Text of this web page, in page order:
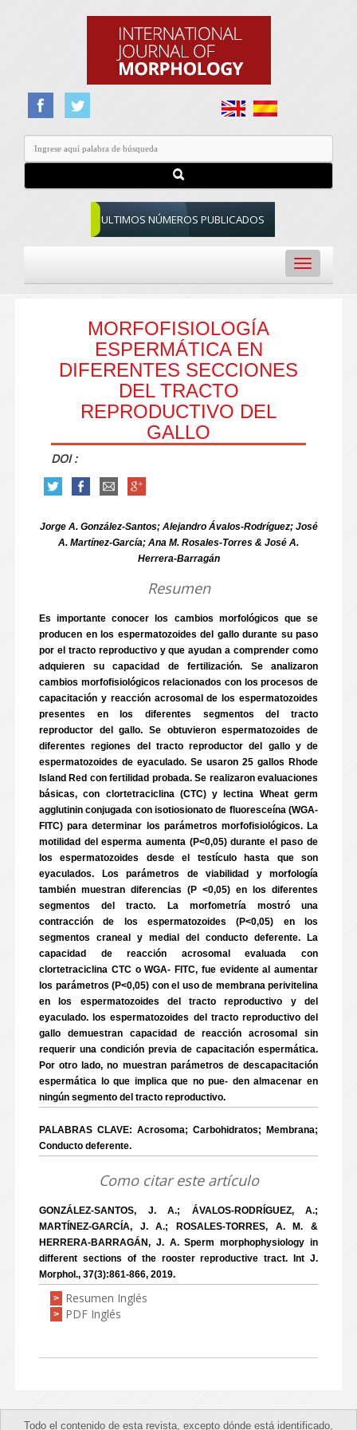
ULTIMOS NÚMEROS PUBLICADOS
Toggle
navigation
MORFOFISIOLOGÍA
ESPERMÁTICA EN
DIFERENTES SECCIONES
DEL TRACTO
REPRODUCTIVO DEL
GALLO
DOI :
Jorge A. González-Santos; Alejandro Ávalos-Rodríguez; José
A. Martínez-García; Ana M. Rosales-Torres & José A.
Herrera-Barragán
Resumen
Es importante conocer los cambios morfológicos que se
producen en los espermatozoides del gallo durante su paso
por el tracto reproductivo y que ayudan a comprender como
adquieren su capacidad de fertilización. Se analizaron
cambios morfofisiológicos relacionados con los procesos de
capacitación y reacción acrosomal de los espermatozoides
presentes en los diferentes segmentos del tracto
reproductor del gallo. Se obtuvieron espermatozoides de
diferentes regiones del tracto reproductor del gallo y de
espermatozoides de eyaculado. Se usaron 25 gallos Rhode
Island Red con fertilidad probada. Se realizaron evaluaciones
básicas, con clortetraciclina (CTC) y lectina Wheat germ
agglutinin conjugada con isotiosionato de fluoresceína (WGA-
FITC) para determinar los parámetros morfofisiológicos. La
motilidad del esperma aumenta (P<0,05) durante el paso de
los espermatozoides desde el testículo hasta que son
eyaculados. Los parámetros de viabilidad y morfología
también muestran diferencias (P <0,05) en los diferentes
segmentos del tracto. La morfometría mostró una
contracción de los espermatozoides (P<0,05) en los
segmentos craneal y medial del conducto deferente. La
capacidad de reacción acrosomal evaluada con
clortetraciclina CTC o WGA- FITC, fue evidente al aumentar
los parámetros (P<0,05) con el uso de membrana perivitelina
en los espermatozoides del tracto reproductivo y del
eyaculado. los espermatozoides del tracto reproductivo del
gallo demuestran capacidad de reacción acrosomal sin
requerir una condición previa de capacitación espermática.
Por otro lado, no muestran parámetros de descapacitación
espermática lo que implica que no pue- den almacenar en
ningún segmento del tracto reproductivo.
PALABRAS CLAVE: Acrosoma; Carbohidratos; Membrana;
Conducto deferente.
Como citar este artículo
GONZÁLEZ-SANTOS, J. A.; ÁVALOS-RODRÍGUEZ, A.;
MARTÍNEZ-GARCÍA, J. A.; ROSALES-TORRES, A. M. &
HERRERA-BARRAGÁN, J. A. Sperm morphophysiology in
different sections of the rooster reproductive tract. Int J.
Morphol., 37(3):861-866, 2019.
> Resumen Inglés
> PDF Inglés
Todo el contenido de esta revista, excepto dónde está identificado,